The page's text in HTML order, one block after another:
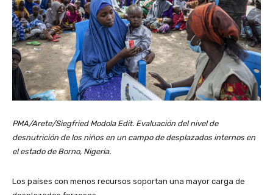
PMA/Arete/Siegfried Modola Edit. Evaluación del nivel de
desnutrición de los niños en un campo de desplazados internos en
el estado de Borno, Nigeria.
Los países con menos recursos soportan una mayor carga de